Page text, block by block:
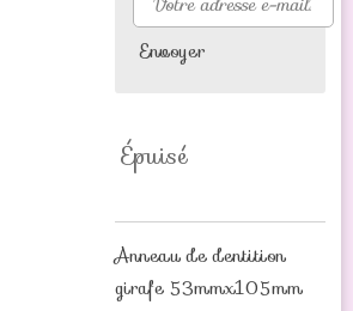
Envoyer
Épuisé
Anneau de dentition
girafe 53mmx105mm